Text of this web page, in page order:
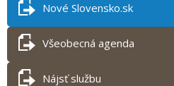
Nové Slovensko.sk
Všeobecná agenda
Nájsť službu